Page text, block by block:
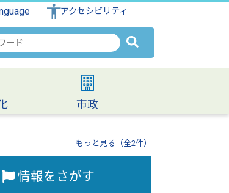
アクセシビリティ
市政
もっと見る（全2件）
情報をさがす